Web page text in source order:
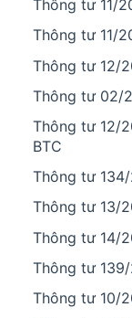
Thông tư 11/
Thông tư 11/
Thông tư 12/
Thông tư 02/
Thông tư 12/
BTC
Thông tư
Thông tư 13/
Thông tư 14/
Thông tư
Thông tư 10/